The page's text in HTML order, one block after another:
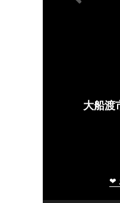
大船渡
❤